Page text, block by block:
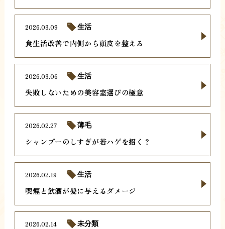
食生活改善で内側から頭皮を整える
2026.03.09 生活
失敗しないための美容室選びの極意
2026.03.06 生活
シャンプーのしすぎが若ハゲを招く？
2026.02.27 薄毛
喫煙と飲酒が髪に与えるダメージ
2026.02.19 生活
2026.02.14 未分類